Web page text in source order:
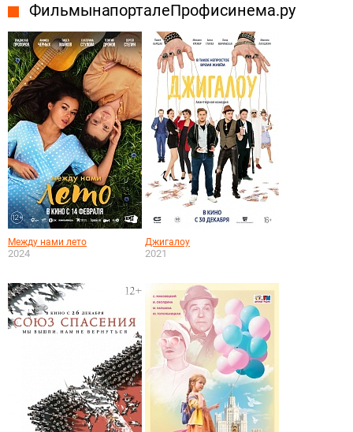
Фильмы на портале Профисинема.ру
Между нами лето
2024
Джигалоу
2021